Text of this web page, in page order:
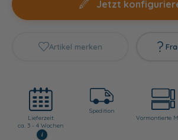
Jetzt
Artikel merken
Lieferzeit:
ca. 3 - 4 Wochen
i
Spedition
Vormontierte